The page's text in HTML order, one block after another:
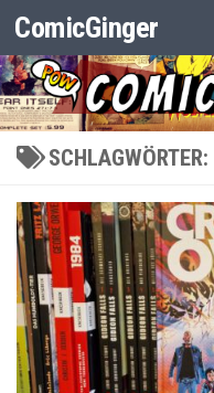
Zum Inhalt springen
ComicGinger
SCHLAGWÖRTER: